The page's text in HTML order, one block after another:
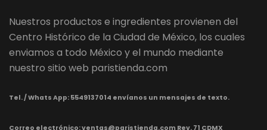
Nuestros productos e ingredientes provienen del
Centro Histórico de la Ciudad de México, los cuales
enviamos a todo México y el mundo mediante
nuestro sitio web paristienda.com
Tel. / Whats App: 5549137014 envíanos un mensajes de texto.
Correo electrónico: ventas@paristienda.com Rev. 71 CDMX